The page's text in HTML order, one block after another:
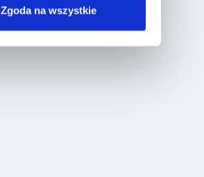
Zgoda na wszystkie